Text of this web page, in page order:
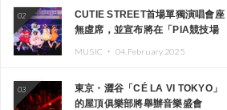
02
CUTIE STREET首場單獨演唱會座
無虛席，並宣布將在「PIA競技場
MUSIC ・ 04.February.2025
03
東京・澀谷「CÉ LA VI TOKYO」
的屋頂俱樂部將舉辦音樂盛會